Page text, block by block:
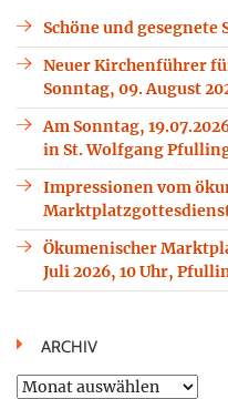
Schöne und gesegnete
Neuer Kirchenführer
Sonntag, 09. August
Am Sonntag,
in St. Wolfgang
Impressionen vom
Marktplatzgottesdienst
Ökumenischer
Juli 2026, 10 Uhr,
ARCHIV
Archiv